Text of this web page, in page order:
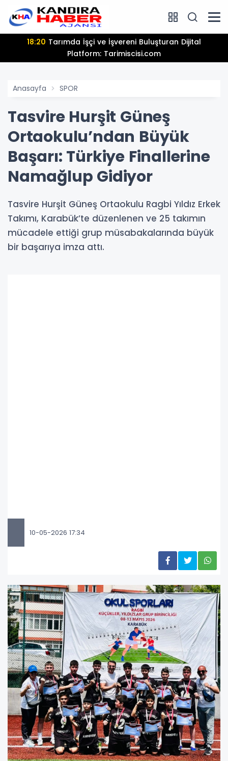
18:20
Platform: Tarimiscisi.com
Anasayfa SPOR
Tasvire Hurşit Güneş
Ortaokulu’ndan Büyük
Başarı: Türkiye Finallerine
Namağlup Gidiyor
Tasvire Hurşit Güneş Ortaokulu Ragbi Yıldız Erkek
Takımı, Karabük’te düzenlenen ve 25 takımın
mücadele ettiği grup müsabakalarında büyük
bir başarıya imza attı.
10-05-2026 17:34